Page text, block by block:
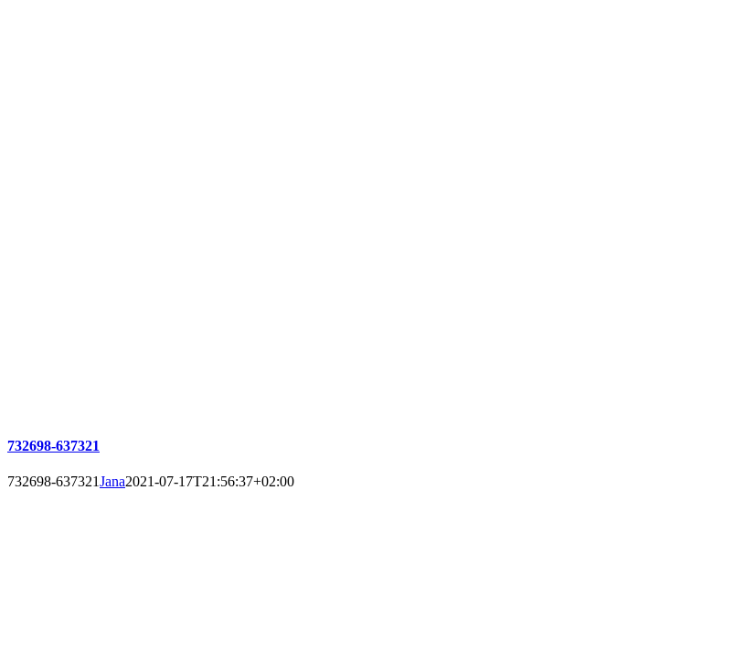
732698-637321
732698-637321Jana2021-07-17T21:56:37+02:00